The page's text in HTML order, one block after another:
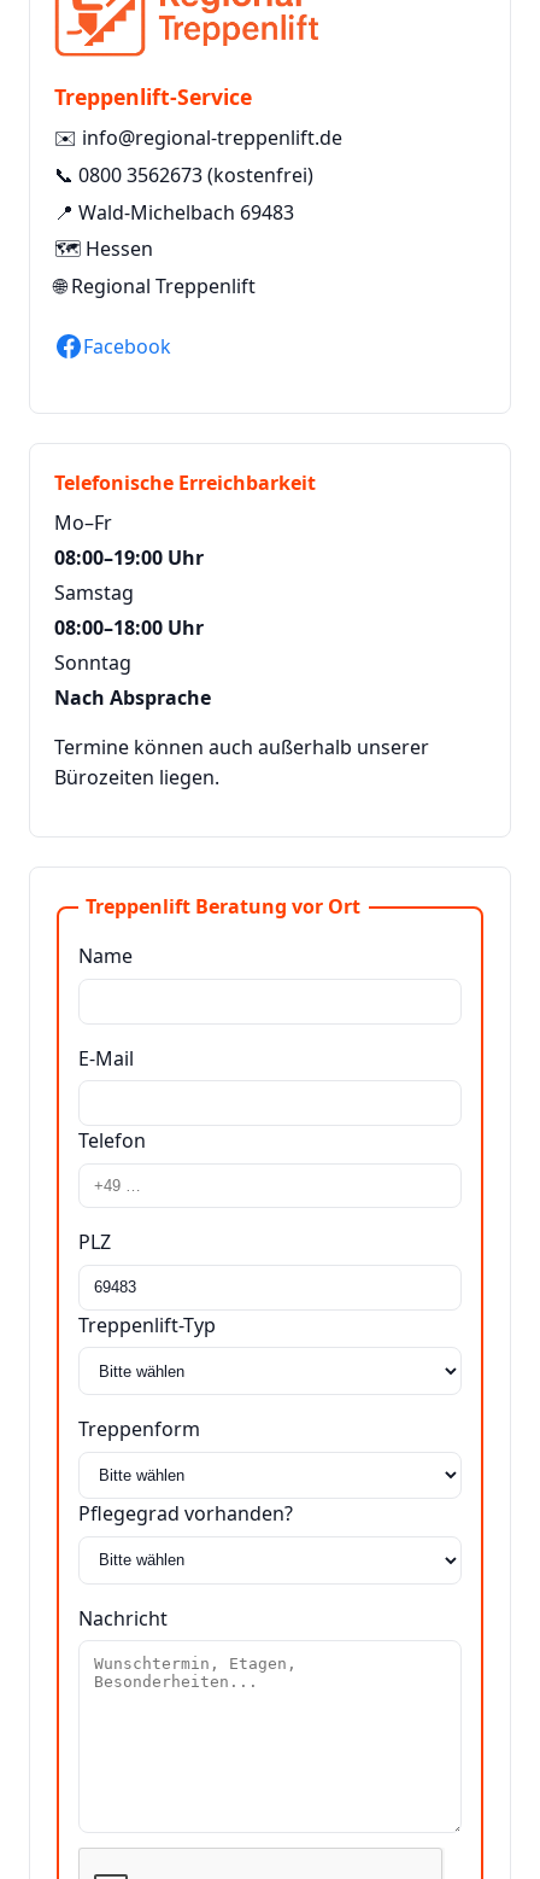
Treppenlift-Service
✉️ info@regional-treppenlift.de
📞 0800 3562673(kostenfrei)
📍 Wald-Michelbach 69483
🗺️ Hessen
🌐Regional Treppenlift
Facebook
Telefonische Erreichbarkeit
Mo–Fr
08:00–19:00 Uhr
Samstag
08:00–18:00 Uhr
Sonntag
Nach Absprache
Termine können auch außerhalb unserer
Bürozeiten liegen.
Treppenlift Beratung vor Ort
Name
E-Mail
Telefon
PLZ
Treppenlift-Typ
Treppenform
Pflegegrad vorhanden?
Nachricht